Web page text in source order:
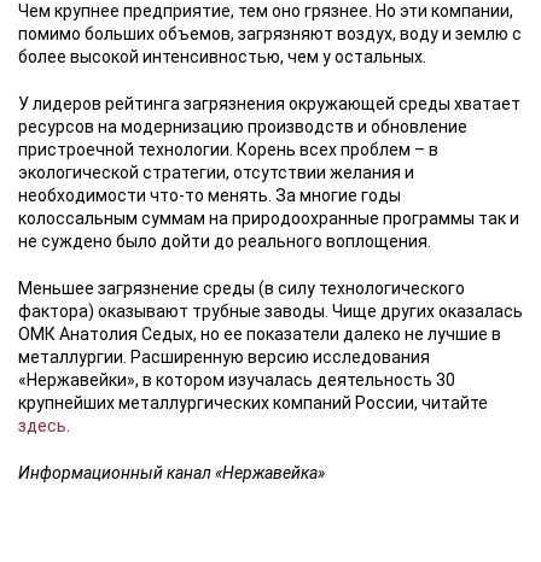
Чем крупнее предприятие, тем оно грязнее. Но эти компании,
помимо больших объемов, загрязняют воздух, воду и землю с
более высокой интенсивностью, чем у остальных.
У лидеров рейтинга загрязнения окружающей среды хватает
ресурсов на модернизацию производств и обновление
пристроечной технологии. Корень всех проблем – в
экологической стратегии, отсутствии желания и
необходимости что-то менять. За многие годы
колоссальным суммам на природоохранные программы так и
не суждено было дойти до реального воплощения.
Меньшее загрязнение среды (в силу технологического
фактора) оказывают трубные заводы. Чище других оказалась
ОМК Анатолия Седых, но ее показатели далеко не лучшие в
металлургии. Расширенную версию исследования
«Нержавейки», в котором изучалась деятельность 30
крупнейших металлургических компаний России, читайте
здесь
Информационный канал «Нержавейка»